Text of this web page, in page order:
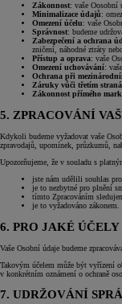
Od399 000 Kčs DPH
vč. zvýhodnění20 000
a bonusu za výkup50
Yaris Cross
HYBRID
Zákonnost: vaše Oosobní
Minimalizace údajů:
Omezení účelu: vaše
Správnost: budeme
Zabezpečení a ochrana
zničení, náhodné ztráty
Přístup a oprava: vaše
Omezení uchovávání:
Ochrana při
Záruky vůči třetím
Zákonnost přímého
5. ZPRACOVÁNÍ
Kdykoli budeme vyžadovat vaše
zpravodajů, upomínek, průzkumů,
Upozorňujeme, že v souladu s
jste nám udělili souhlas
je to nezbytné pro plnění
tímto Zpracováním
je to vyžadováno zákonem.
6. PRO JAKÉ
Vaše Osobní údaje budeme
Takovým účelem může být vyřízení
v konkrétním oznámení o ochraně
7. UDRŽOVÁNÍ